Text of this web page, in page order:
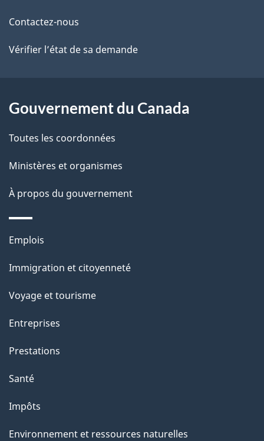
s
d
l
p
a
g
e
ce
site
Contactez-nous
Vérifier l’état de sa demande
Gouvernement du Canada
Toutes les coordonnées
Ministères et organismes
À propos du gouvernement
Thèmes
sujets
Emplois
Immigration et citoyenneté
Voyage et tourisme
Entreprises
Prestations
Santé
Impôts
Environnement et ressources naturelles